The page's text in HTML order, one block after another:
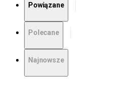
Powiązane
Polecane
Najnowsze